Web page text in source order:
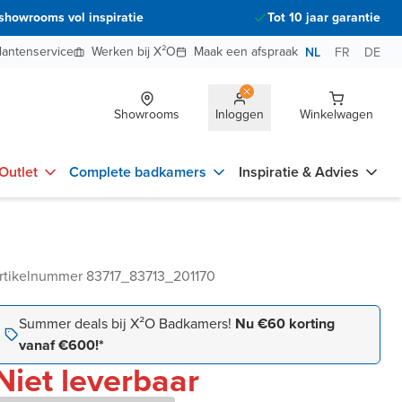
vol inspiratie
Tot 10 jaar garantie
Werken bij X²O Maak een afspraak NL FR DE
Showrooms Inloggen Winkelwagen
Complete badkamers Inspiratie & Advies
83717_83713_201170
Summer deals bij X²O Badkamers! Nu €60 korting
vanaf €600!*
leverbaar